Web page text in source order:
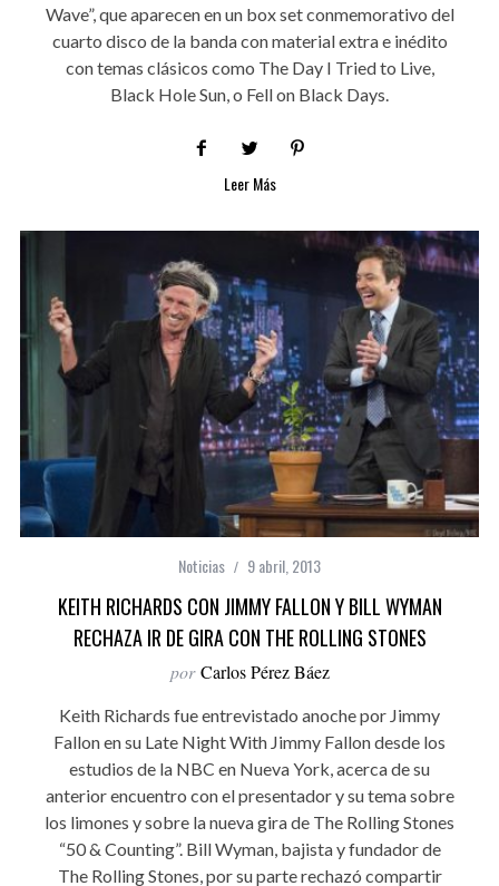
Wave”, que aparecen en un box set conmemorativo del
cuarto disco de la banda con material extra e inédito
con temas clásicos como The Day I Tried to Live,
Black Hole Sun, o Fell on Black Days.
Leer Más
Noticias 9 abril, 2013
KEITH RICHARDS CON JIMMY FALLON Y BILL WYMAN
RECHAZA IR DE GIRA CON THE ROLLING STONES
por Carlos Pérez Báez
Keith Richards fue entrevistado anoche por Jimmy
Fallon en su Late Night With Jimmy Fallon desde los
estudios de la NBC en Nueva York, acerca de su
anterior encuentro con el presentador y su tema sobre
los limones y sobre la nueva gira de The Rolling Stones
“50 & Counting”. Bill Wyman, bajista y fundador de
The Rolling Stones, por su parte rechazó compartir